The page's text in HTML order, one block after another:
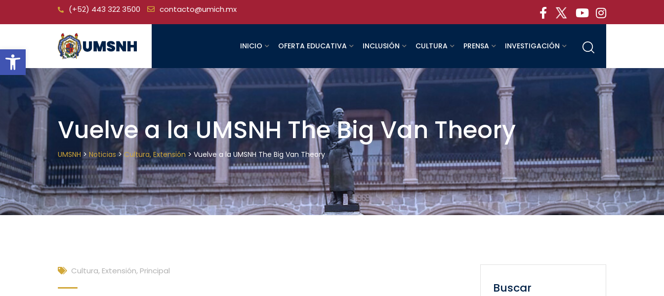
Open toolbar
(+52) 443 322 3500 contacto@umich.mx
INICIO OFERTA EDUCATIVA INCLUSIÓN CULTURA PRENSA INVESTIGACIÓN
Vuelve a la UMSNH The Big Van Theory
UMSNH > Noticias>Cultura, Extensión > Vuelve a la UMSNH The Big Van Theory
Cultura, Extensión, Principal
Buscar